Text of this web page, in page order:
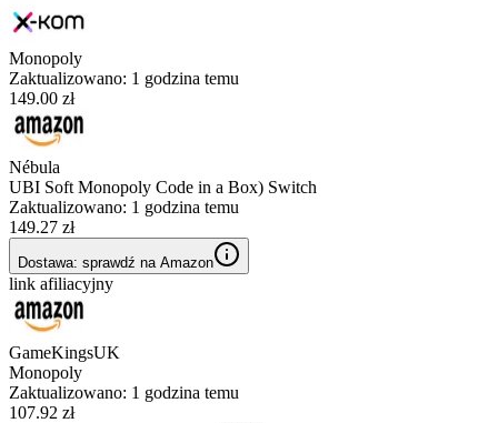
Monopoly
Zaktualizowano: 1 godzina temu
149.00 zł
Nébula
UBI Soft Monopoly Code in a Box) Switch
Zaktualizowano: 1 godzina temu
149.27 zł
Dostawa: sprawdź na Amazon
link afiliacyjny
GameKingsUK
Monopoly
Zaktualizowano: 1 godzina temu
107.92 zł